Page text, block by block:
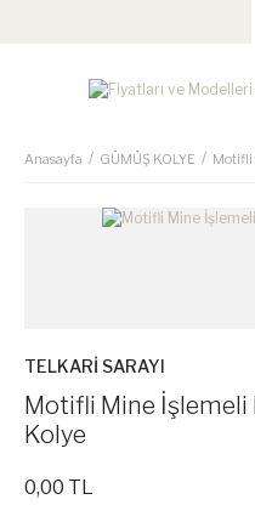
Anasayfa GÜMÜŞ KOLYE Motifli
TELKARİ SARAYI
Motifli Mine İşlemeli
Kolye
0,00 TL